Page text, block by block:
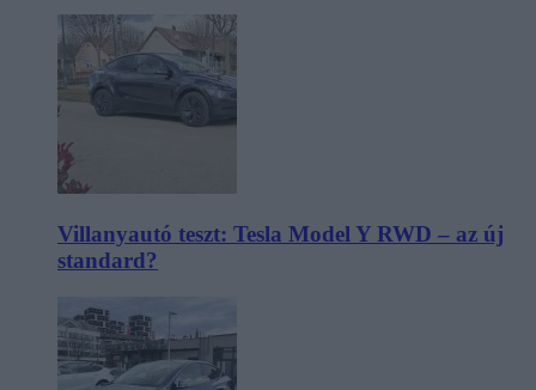
Villanyautó teszt: Tesla Model Y RWD – az új
standard?